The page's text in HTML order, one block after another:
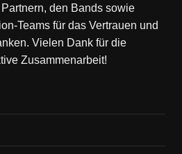
den Bands sowie
Teams für das Vertrauen und
Vielen Dank für die
Zusammenarbeit!